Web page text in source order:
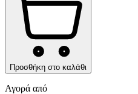
Προσθήκη στο καλάθι
Αγορά από